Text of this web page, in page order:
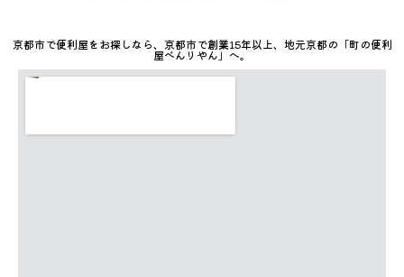
京都市で便利屋をお探しなら、京都市で創業15年以上、地元京都の「町の便利
屋べんりやん」へ。